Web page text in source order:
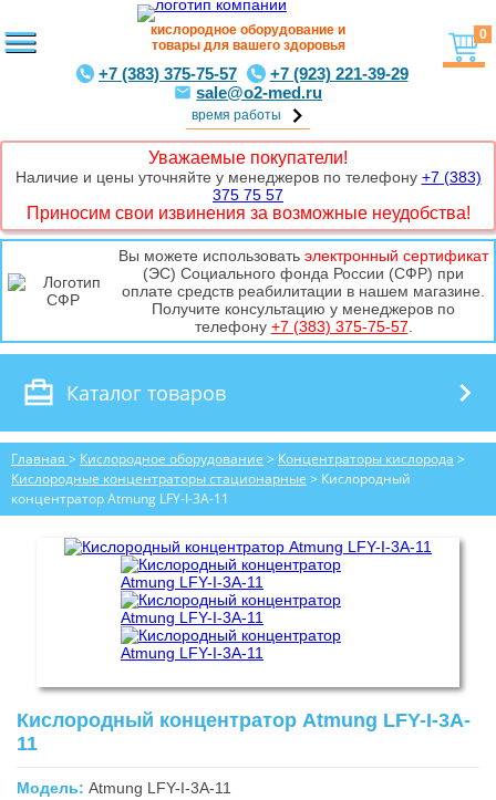
кислородное оборудование и
товары для вашего здоровья
+7 (383) 375-75-57
+7 (923) 221-39-29
sale@o2-med.ru
время работы
0
Уважаемые покупатели!
Наличие и цены уточняйте у менеджеров по телефону +7 (383)
375 75 57
Приносим свои извинения за возможные неудобства!
Вы можете использовать электронный сертификат
(ЭС) Социального фонда России (СФР) при
оплате средств реабилитации в нашем магазине.
Получите консультацию у менеджеров по
телефону +7 (383) 375-75-57.
Каталог товаров
Главная > Кислородное оборудование > Концентраторы кислорода >
Кислородные концентраторы стационарные > Кислородный
концентратор Atmung LFY-I-3A-11
Кислородный концентратор Atmung LFY-I-3A-
11
Модель: Atmung LFY-I-3A-11